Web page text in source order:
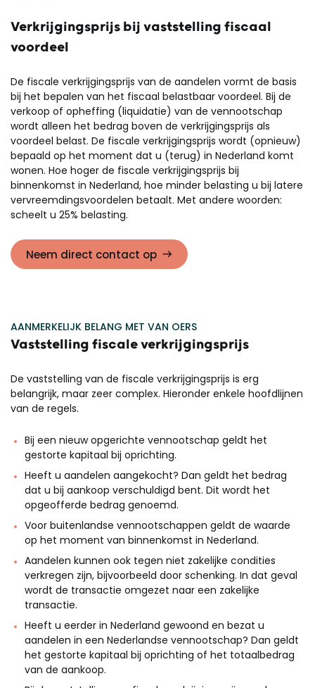
Verkrijgingsprijs bij vaststelling fiscaal
voordeel
De fiscale verkrijgingsprijs van de aandelen vormt de basis
bij het bepalen van het fiscaal belastbaar voordeel. Bij de
verkoop of opheffing (liquidatie) van de vennootschap
wordt alleen het bedrag boven de verkrijgingsprijs als
voordeel belast. De fiscale verkrijgingsprijs wordt (opnieuw)
bepaald op het moment dat u (terug) in Nederland komt
wonen. Hoe hoger de fiscale verkrijgingsprijs bij
binnenkomst in Nederland, hoe minder belasting u bij latere
vervreemdingsvoordelen betaalt. Met andere woorden:
scheelt u 25% belasting.
Neem direct contact op
AANMERKELIJK BELANG MET VAN OERS
Vaststelling fiscale verkrijgingsprijs
De vaststelling van de fiscale verkrijgingsprijs is erg
belangrijk, maar zeer complex. Hieronder enkele hoofdlijnen
van de regels.
Bij een nieuw opgerichte vennootschap geldt het
gestorte kapitaal bij oprichting.
Heeft u aandelen aangekocht? Dan geldt het bedrag
dat u bij aankoop verschuldigd bent. Dit wordt het
opgeofferde bedrag genoemd.
Voor buitenlandse vennootschappen geldt de waarde
op het moment van binnenkomst in Nederland.
Aandelen kunnen ook tegen niet zakelijke condities
verkregen zijn, bijvoorbeeld door schenking. In dat geval
wordt de transactie omgezet naar een zakelijke
transactie.
Heeft u eerder in Nederland gewoond en bezat u
aandelen in een Nederlandse vennootschap? Dan geldt
het gestorte kapitaal bij oprichting of het totaalbedrag
van de aankoop.